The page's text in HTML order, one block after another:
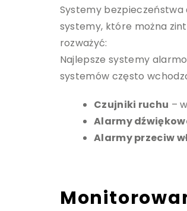
Systemy
systemy, które można
rozważyć:
Najlepsze systemy
systemów często
Czujniki ruchu –
Alarmy
Alarmy przeciw